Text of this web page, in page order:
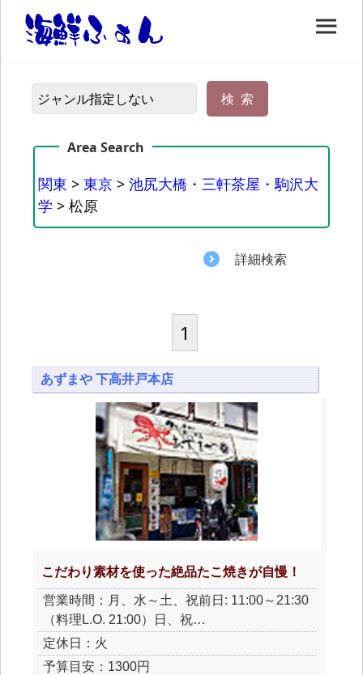
関東 > 東京 > 池尻大橋・三軒茶屋・駒沢大
学 > 松原
詳細検索
1
あずまや 下高井戸本店
こだわり素材を使った絶品たこ焼きが自慢！
営業時間：月、水～土、祝前日: 11:00～21:30
（料理L.O. 21:00）日、祝…
定休日：火
予算目安：1300円